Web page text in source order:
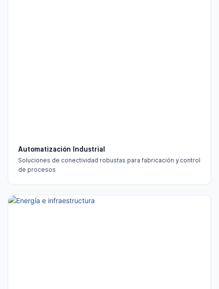
Automatización Industrial
Soluciones de conectividad robustas para fabricación y control
de procesos